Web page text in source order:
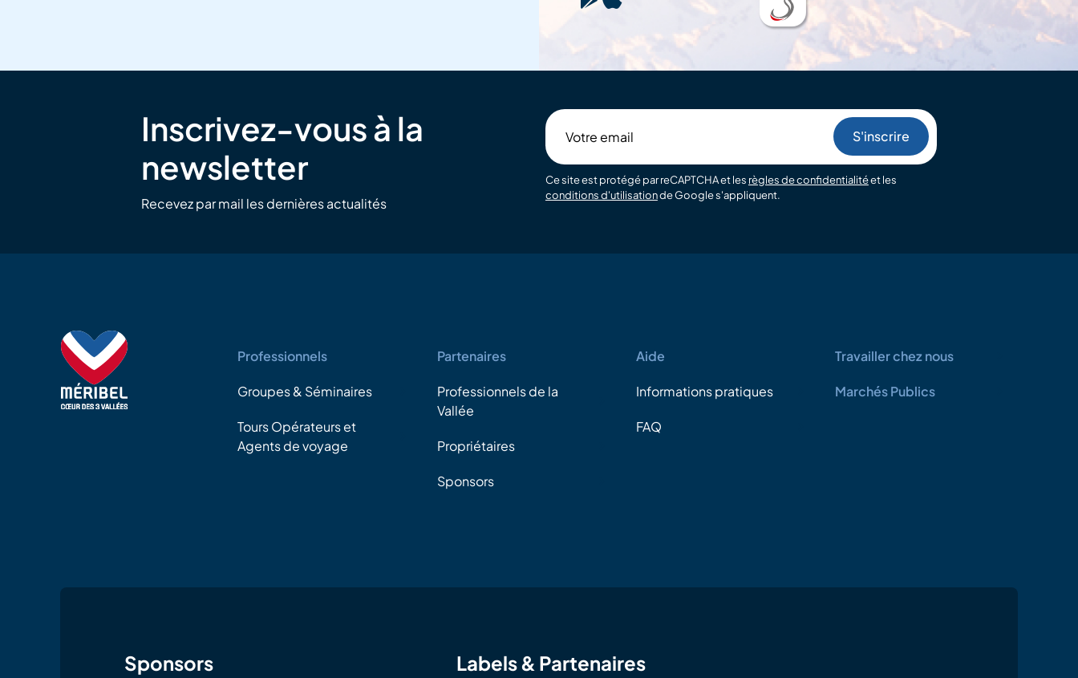
Inscrivez-vous à la
newsletter
Recevez par mail les dernières actualités
email
Ce site est protégé par reCAPTCHA et les règles de confidentialitéet les
conditions d'utilisationde Google s'appliquent.
Professionnels
Groupes & Séminaires
Tours Opérateurs et
Agents de voyage
Partenaires
Professionnels de la
Vallée
Propriétaires
Sponsors
Aide
Informations pratiques
FAQ
Travailler chez nous
Marchés Publics
Sponsors Labels & Partenaires